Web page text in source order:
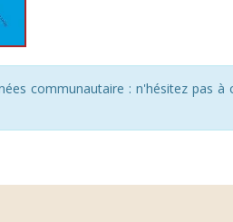
communautaire : n'hésitez pas